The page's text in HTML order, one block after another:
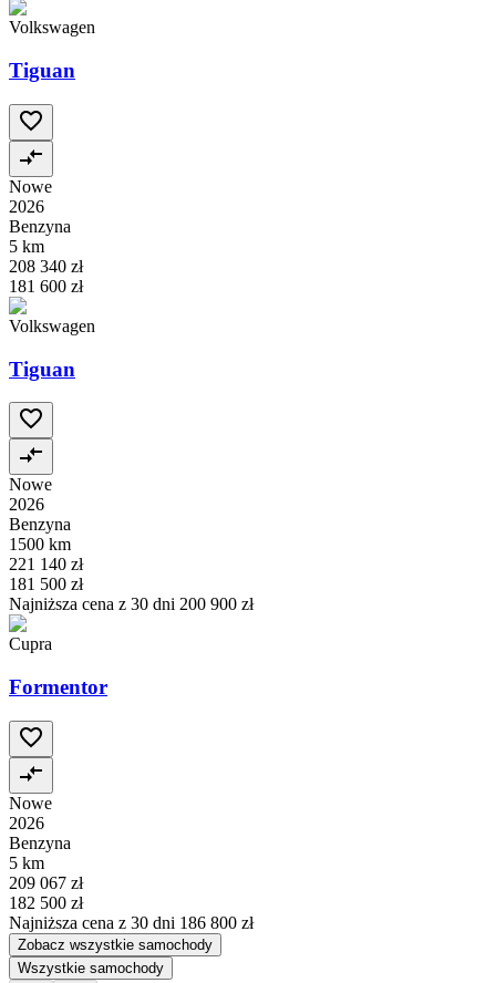
Volkswagen
Tiguan
Nowe
2026
Benzyna
5 km
208 340 zł
181 600 zł
Volkswagen
Tiguan
Nowe
2026
Benzyna
1500 km
221 140 zł
181 500 zł
Najniższa cena z 30 dni 200 900 zł
Cupra
Formentor
Nowe
2026
Benzyna
5 km
209 067 zł
182 500 zł
Najniższa cena z 30 dni 186 800 zł
Zobacz wszystkie samochody
Wszystkie samochody